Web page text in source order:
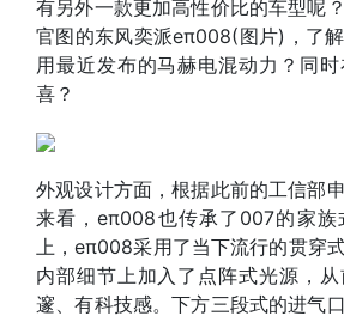
有另外一款更加高性价比的车型呢
官图的东风奕派eπ008(图片)，了
用最近发布的马赫电混动力？同
喜？
外观设计方面，根据此前的工信部
来看，eπ008也传承了007的家族
上，eπ008采用了当下流行的贯穿
内部细节上加入了点阵式光源，
邃、有科技感。下方三段式的进气